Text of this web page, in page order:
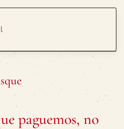
paguemos, no